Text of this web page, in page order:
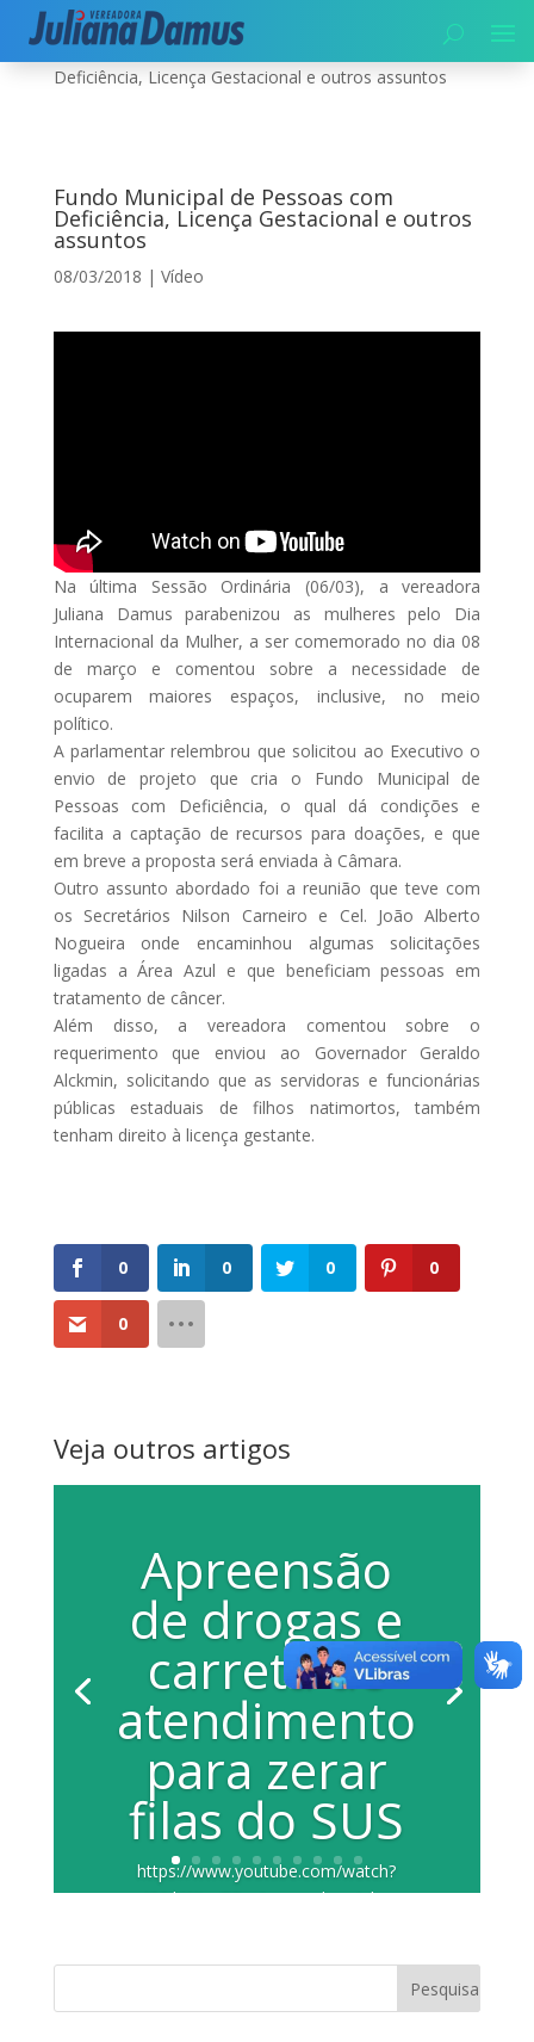
Início|Vídeo|Fundo Municipal de Pessoas com
Deficiência, Licença Gestacional e outros assuntos
Fundo Municipal de Pessoas com
Deficiência, Licença Gestacional e outros
assuntos
08/03/2018 | Vídeo
Na última Sessão Ordinária (06/03), a vereadora
Juliana Damus parabenizou as mulheres pelo Dia
Internacional da Mulher, a ser comemorado no dia 08
de março e comentou sobre a necessidade de
ocuparem maiores espaços, inclusive, no meio
político.
A parlamentar relembrou que solicitou ao Executivo o
envio de projeto que cria o Fundo Municipal de
Pessoas com Deficiência, o qual dá condições e
facilita a captação de recursos para doações, e que
em breve a proposta será enviada à Câmara.
Outro assunto abordado foi a reunião que teve com
os Secretários Nilson Carneiro e Cel. João Alberto
Nogueira onde encaminhou algumas solicitações
ligadas a Área Azul e que beneficiam pessoas em
tratamento de câncer.
Além disso, a vereadora comentou sobre o
requerimento que enviou ao Governador Geraldo
Alckmin, solicitando que as servidoras e funcionárias
públicas estaduais de filhos natimortos, também
tenham direito à licença gestante.
0 0 0 0
0
Veja outros artigos
Apreensão
de drogas e
carreta de
atendimento
para zerar
filas do SUS
https://www.youtube.com/watch?
v=J66JbWtsc7Q A vereadora Juliana